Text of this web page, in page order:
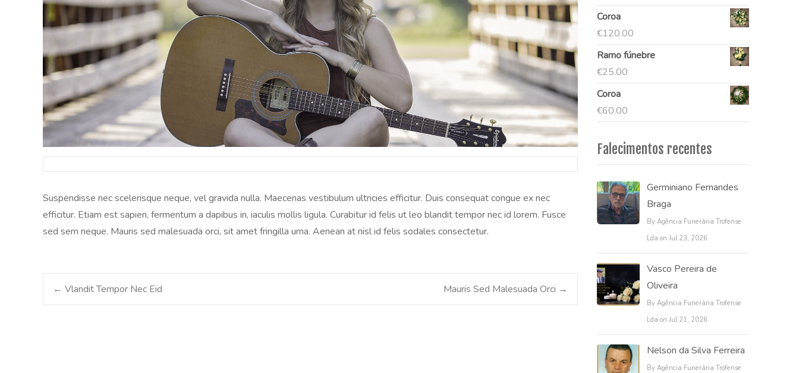
Suspendisse nec scelerisque neque, vel gravida nulla. Maecenas vestibulum ultricies efficitur. Duis consequat congue ex nec
efficitur. Etiam est sapien, fermentum a dapibus in, iaculis mollis ligula. Curabitur id felis ut leo blandit tempor nec id lorem. Fusce
sed sem neque. Mauris sed malesuada orci, sit amet fringilla urna. Aenean at nisl id felis sodales consectetur.
Post
← Vlandit Tempor Nec Eid Mauris Sed Malesuada Orci →
Coroa
€120.00
Ramo fúnebre
€25.00
Coroa
€60.00
Falecimentos recentes
Germiniano Fernandes
Braga
By Agência Funerária Trofense
Lda on Jul 23, 2026
Vasco Pereira de
Oliveira
By Agência Funerária Trofense
Lda on Jul 21, 2026
Nelson da Silva Ferreira
By Agência Funerária Trofense